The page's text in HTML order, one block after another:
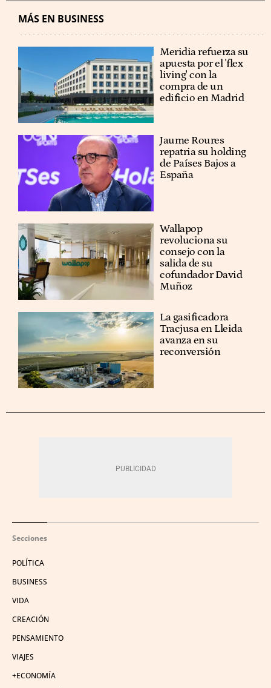
MÁS EN BUSINESS
Meridia refuerza su
apuesta por el 'flex
living' con la
compra de un
edificio en Madrid
Jaume Roures
repatria su holding
de Países Bajos a
España
Wallapop
revoluciona su
consejo con la
salida de su
cofundador David
Muñoz
La gasificadora
Tracjusa en Lleida
avanza en su
reconversión
Secciones
POLÍTICA
BUSINESS
VIDA
CREACIÓN
PENSAMIENTO
VIAJES
+ECONOMÍA